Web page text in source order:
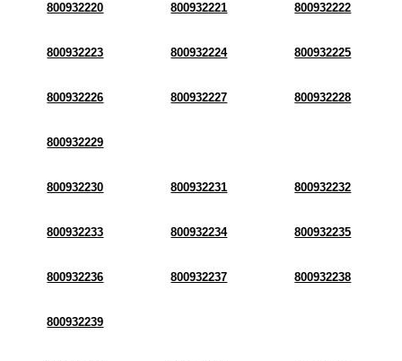
800932220 800932221 800932222
800932223 800932224 800932225
800932226 800932227 800932228
800932229
800932230 800932231 800932232
800932233 800932234 800932235
800932236 800932237 800932238
800932239